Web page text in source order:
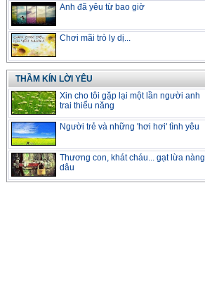
Anh đã yêu từ bao giờ
Chơi mãi trò ly dị...
THẦM KÍN LỜI YÊU
Xin cho tôi gặp lại một lần người anh
trai thiểu năng
Người trẻ và những 'hơi hơi' tình yêu
Thương con, khát cháu... gạt lừa nàng
dâu